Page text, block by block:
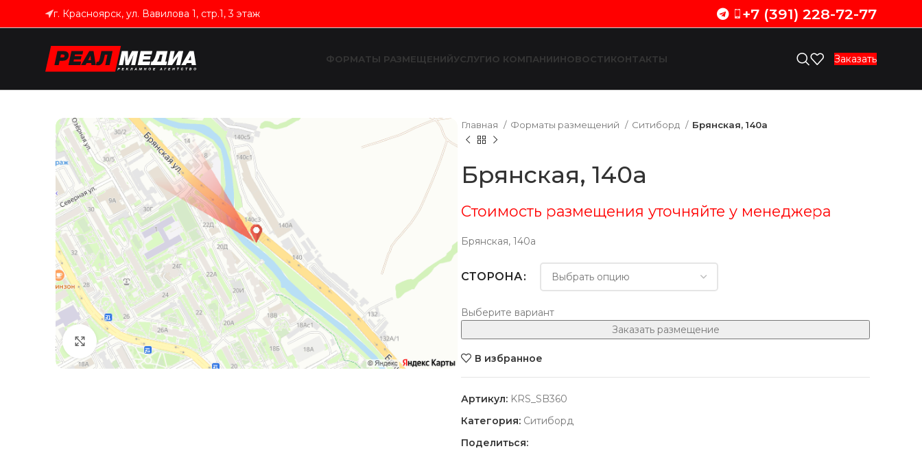
г. Красноярск, ул. Вавилова 1, стр.1, 3 этаж +7 (391) 228-72-77
ФОРМАТЫ РАЗМЕЩЕНИЙУСЛУГИО КОМПАНИИНОВОСТИКОНТАКТЫ Заказать
Увеличить
Главная Форматы размещений Ситиборд Брянская, 140а
Брянская, 140а
Стоимость размещения уточняйте у менеджера
Брянская, 140а
СТОРОНА
Выберите вариант
Заказать размещение
В избранное
Артикул: KRS_SB360
Категория: Ситиборд
Поделиться: